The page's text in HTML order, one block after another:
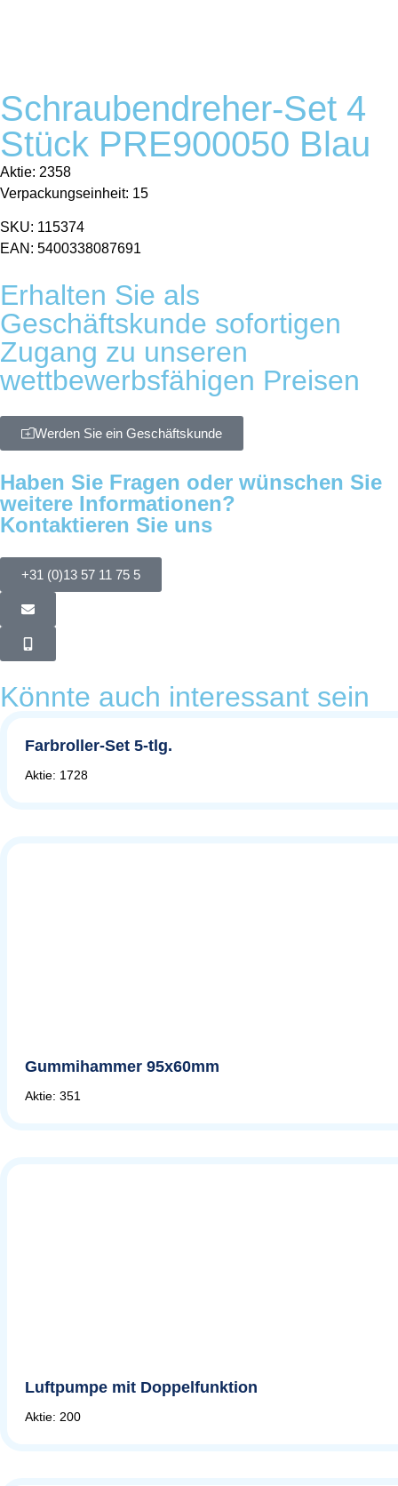
Schraubendreher-Set 4
Stück PRE900050 Blau
Aktie: 2358
Verpackungseinheit: 15
SKU: 115374
EAN: 5400338087691
Erhalten Sie als
Geschäftskunde sofortigen
Zugang zu unseren
wettbewerbsfähigen Preisen
Werden Sie ein Geschäftskunde
Haben Sie Fragen oder wünschen Sie
weitere Informationen?
Kontaktieren Sie uns
+31 (0)13 57 11 75 5
Könnte auch interessant sein
Farbroller-Set 5-tlg.
Aktie: 1728
Gummihammer 95x60mm
Aktie: 351
Luftpumpe mit Doppelfunktion
Aktie: 200